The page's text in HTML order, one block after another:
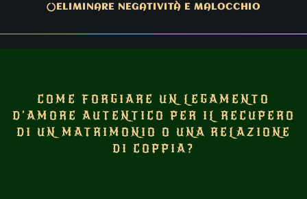
ELIMINARE NEGATIVITÀ E MALOCCHIO
COME FORGIARE UN LEGAMENTO
D’AMORE AUTENTICO PER IL RECUPERO
DI UN MATRIMONIO O UNA RELAZIONE
DI COPPIA?